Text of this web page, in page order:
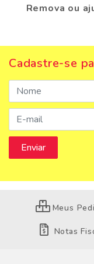
Remova ou
Cadastre-se
Meus
Notas